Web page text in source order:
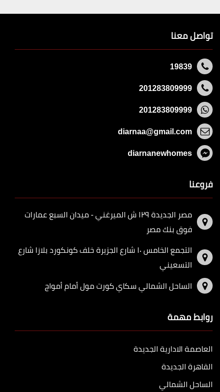
تواصل معنا
19839
201283809999
201283809999
diarnaa@gmail.com
diarnanewhomes
فروعنا
مصر الجديدة ١٢٩ ش الميرغني - ميدان السبع عمارات
فوق بنك مصر
التجمع الخامس ١٠ شارع الجزيرة خلف كونكورد بلازا شارع
التسعيني
الساحل الشمالي سكاي كورت مول أمام أمواج
روابط مهمة
العاصمة الادارية الجديدة
القاهرة الجديدة
الساحل الشمالي